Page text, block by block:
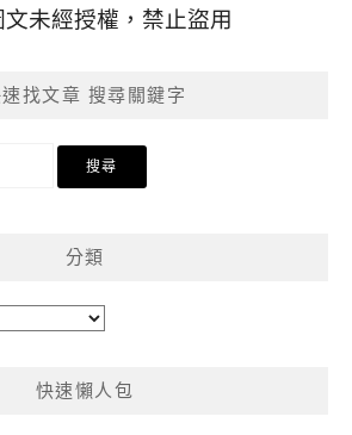
文未經授權，禁止盜用
找文章 搜尋關鍵字
分類
快速懶人包